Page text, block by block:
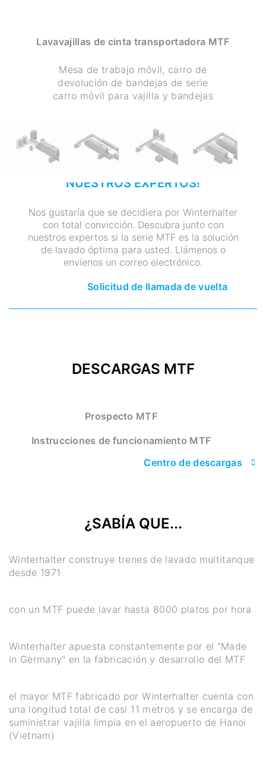
Lavavajillas de cinta transportadora MTF
Mesa de trabajo móvil, carro de
devolución de bandejas de serie
carro móvil para vajilla y bandejas
¡HABLE DIRECTAMENTE CON
NUESTROS EXPERTOS!
Nos gustaría que se decidiera por Winterhalter
con total convicción. Descubra junto con
nuestros expertos si la serie MTF es la solución
de lavado óptima para usted. Llámenos o
envíenos un correo electrónico.
Solicitud de llamada de vuelta
DESCARGAS MTF
Prospecto MTF
Instrucciones de funcionamiento MTF
Centro de descargas
¿SABÍA QUE...
Winterhalter construye trenes de lavado multitanque
desde 1971
con un MTF puede lavar hasta 8000 platos por hora
Winterhalter apuesta constantemente por el "Made
in Germany" en la fabricación y desarrollo del MTF
el mayor MTF fabricado por Winterhalter cuenta con
una longitud total de casi 11 metros y se encarga de
suministrar vajilla limpia en el aeropuerto de Hanoi
(Vietnam)